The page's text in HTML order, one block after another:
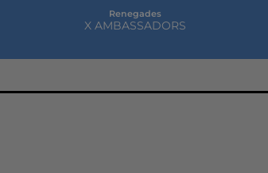
Renegades
X AMBASSADORS